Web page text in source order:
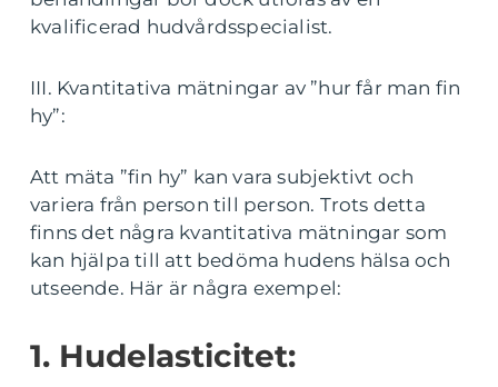
kvalificerad hudvårdsspecialist.
III. Kvantitativa mätningar av ”hur får man fin
hy”:
Att mäta ”fin hy” kan vara subjektivt och
variera från person till person. Trots detta
finns det några kvantitativa mätningar som
kan hjälpa till att bedöma hudens hälsa och
utseende. Här är några exempel:
1. Hudelasticitet: